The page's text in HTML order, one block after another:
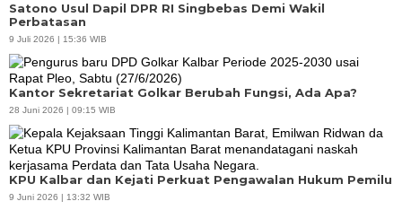
Satono Usul Dapil DPR RI Singbebas Demi Wakil
Perbatasan
9 Juli 2026 | 15:36 WIB
Kantor Sekretariat Golkar Berubah Fungsi, Ada Apa?
28 Juni 2026 | 09:15 WIB
KPU Kalbar dan Kejati Perkuat Pengawalan Hukum Pemilu
9 Juni 2026 | 13:32 WIB